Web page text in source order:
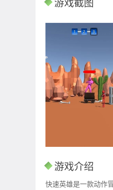
游戏截图
游戏介绍
快速英雄是一款动作